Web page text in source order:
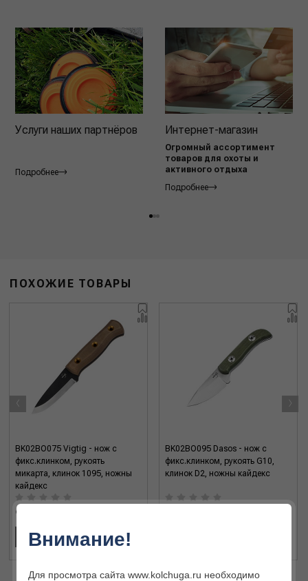
Услуги наших партнёров
Подробнее
Интернет-магазин
Огромный ассортимент
товаров для охоты и
активного отдыха
Подробнее
ПОХОЖИЕ ТОВАРЫ
BK02BO075 Vigtig - нож c
фикс.клинком, рукоять
микарта, клинок 1095, ножны
кайдекс
9 069 ₽
В КОРЗИНУ
BK02BO095 Dasos - нож c
фикс.клинком, рукоять G10,
клинок D2, ножны кайдекс
‹ ›
Внимание!
Для просмотра сайта www.kolchuga.ru необходимо